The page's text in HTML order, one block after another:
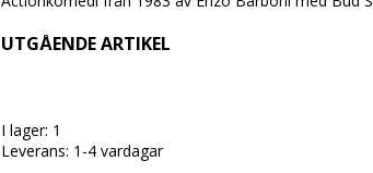
UTGÅENDE ARTIKEL
I lager: 1
Leverans: 1-4 vardagar